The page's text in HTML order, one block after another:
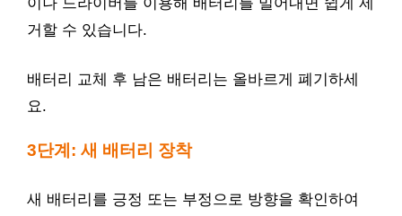
거할 수 있습니다.
배터리 교체 후 남은 배터리는 올바르게 폐기하세
요.
3단계: 새 배터리 장착
새 배터리를 긍정 또는 부정으로 방향을 확인하여